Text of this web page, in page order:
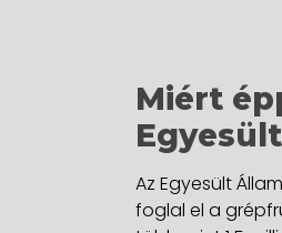
Miért
Az Egyesült
foglal el a